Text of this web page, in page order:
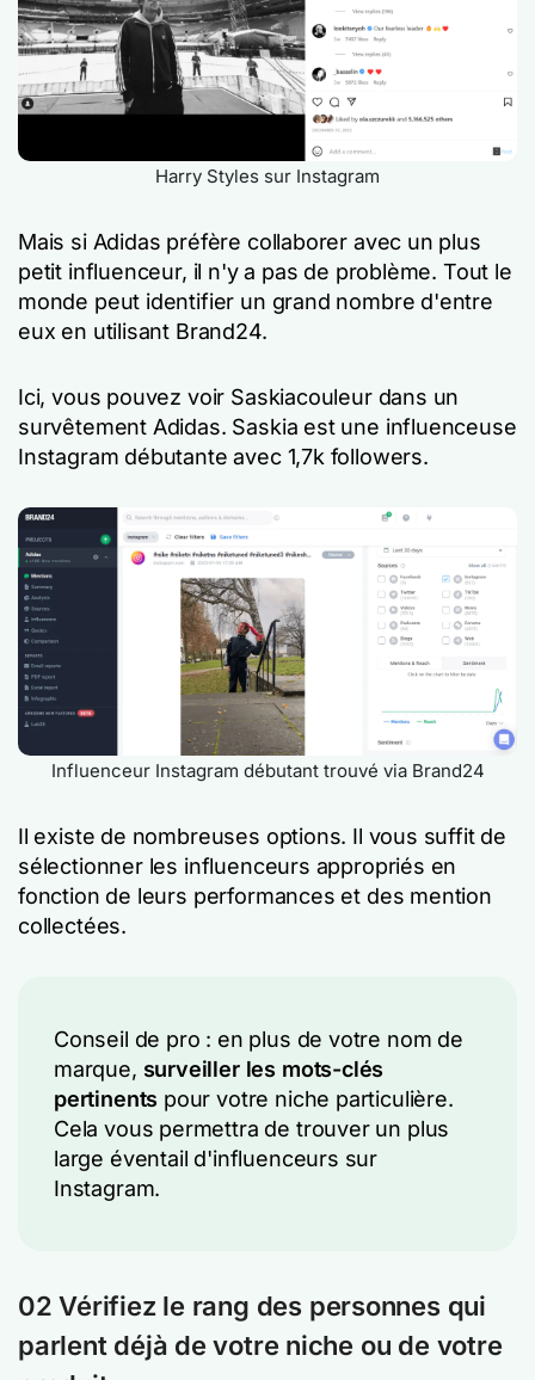
Harry Styles sur Instagram
Mais si Adidas préfère collaborer avec un plus
petit influenceur, il n'y a pas de problème. Tout le
monde peut identifier un grand nombre d'entre
eux en utilisant Brand24.
Ici, vous pouvez voir Saskiacouleur dans un
survêtement Adidas. Saskia est une influenceuse
Instagram débutante avec 1,7k followers.
Influenceur Instagram débutant trouvé via Brand24
Il existe de nombreuses options. Il vous suffit de
sélectionner les influenceurs appropriés en
fonction de leurs performances et des mention
collectées.
Conseil de pro : en plus de votre nom de
marque, surveiller les mots-clés
pertinents pour votre niche particulière.
Cela vous permettra de trouver un plus
large éventail d'influenceurs sur
Instagram.
02 Vérifiez le rang des personnes qui
parlent déjà de votre niche ou de votre